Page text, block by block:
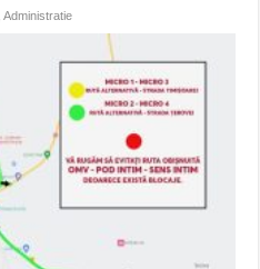
,Administratie